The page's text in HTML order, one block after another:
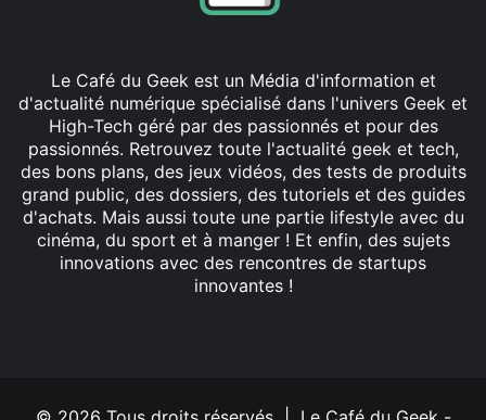
Le Café du Geek est un Média d'information et
d'actualité numérique spécialisé dans l'univers Geek et
High-Tech géré par des passionnés et pour des
passionnés. Retrouvez toute l'actualité geek et tech,
des bons plans, des jeux vidéos, des tests de produits
grand public, des dossiers, des tutoriels et des guides
d'achats. Mais aussi toute une partie lifestyle avec du
cinéma, du sport et à manger ! Et enfin, des sujets
innovations avec des rencontres de startups
innovantes !